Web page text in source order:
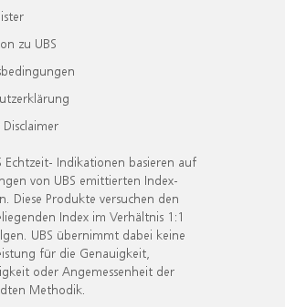
zu UBS
Disclaimer
Echtzeit- Indikationen basieren auf
von UBS emittierten Index-
Diese Produkte versuchen den
Index im Verhältnis 1:1
UBS übernimmt dabei keine
für die Genauigkeit,
oder Angemessenheit der
Methodik.